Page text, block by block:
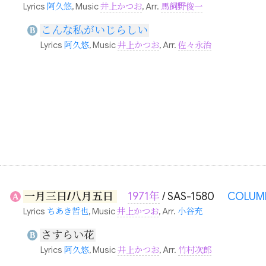
Lyrics 阿久悠, Music井上かつお, Arr. 馬飼野俊一
B こんな私がいじらしい
Lyrics 阿久悠, Music井上かつお, Arr. 佐々永治
A 一月三日/八月五日 1971年 / SAS-1580
Lyrics ちあき哲也, Music井上かつお, Arr. 小谷充
B さすらい花
Lyrics 阿久悠, Music井上かつお, Arr. 竹村次郎